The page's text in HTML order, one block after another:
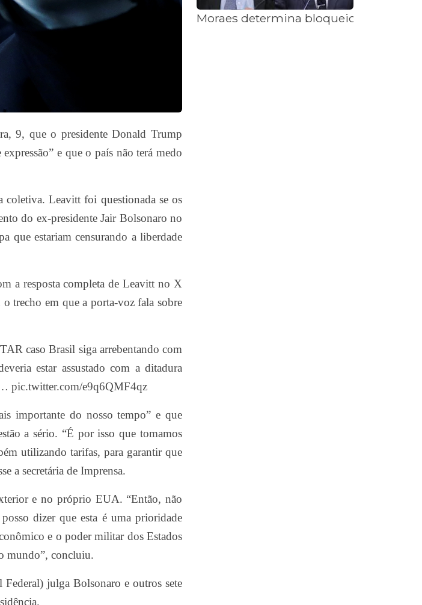
9, que o presidente Donald Trump
e que o país não terá medo
coletiva. Leavitt foi questionada se os
do ex-presidente Jair Bolsonaro no
que estariam censurando a liberdade
a resposta completa de Leavitt no X
trecho em que a porta-voz fala sobre
caso Brasil siga arrebentando com
estar assustado com a ditadura
pic.twitter.com/e9q6QMF4qz
importante do nosso tempo” e que
a sério. “É por isso que tomamos
utilizando tarifas, para garantir que
a secretária de Imprensa.
e no próprio EUA. “Então, não
dizer que esta é uma prioridade
e o poder militar dos Estados
mundo”, concluiu.
julga Bolsonaro e outros sete
Moraes determina bloqueio de bens